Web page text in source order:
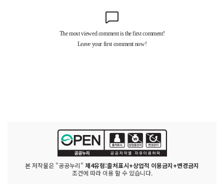
본 저작물은 "공공누리" 제4유형:출처표시+상업적 이용금지+변경금지
조건에 따라 이용 할 수 있습니다.